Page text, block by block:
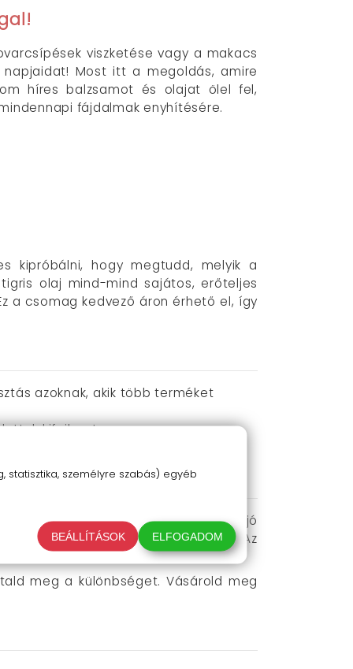
viszketése vagy a makacs
napjaidat! Most itt a megoldás, amire
híres balzsamot és olajat ölel fel,
fájdalmak enyhítésére.
kipróbálni, hogy megtudd, melyik a
olaj mind-mind sajátos, erőteljes
a csomag kedvező áron érhető el, így
azoknak, akik több terméket
kifejlesztve.
kis mennyiségben vidd fel a fájó
hogy fokozd a hatást. Az
meg a különbséget. Vásárold meg
statisztika, személyre szabás) egyéb
BEÁLLÍTÁSOK ELFOGADOM